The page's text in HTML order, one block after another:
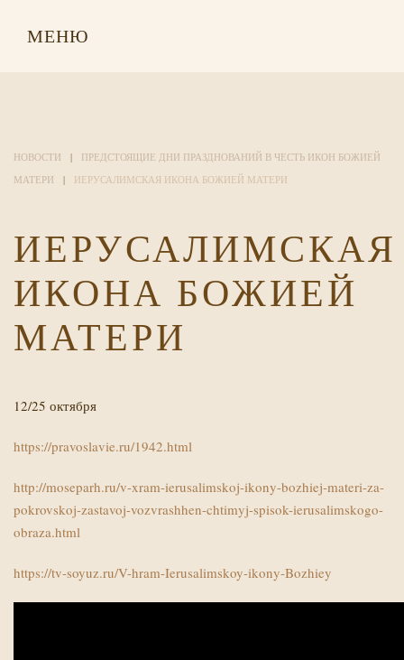
МЕНЮ
НОВОСТИ
ПРЕДСТОЯЩИЕ ДНИ ПРАЗДНОВАНИЙ В ЧЕСТЬ ИКОН БОЖИЕЙ
МАТЕРИ
ИЕРУСАЛИМСКАЯ ИКОНА БОЖИЕЙ МАТЕРИ
ИЕРУСАЛИМСКАЯ
ИКОНА БОЖИЕЙ
МАТЕРИ
12/25 октября
https://pravoslavie.ru/1942.html
http://moseparh.ru/v-xram-ierusalimskoj-ikony-bozhiej-materi-za-
pokrovskoj-zastavoj-vozvrashhen-chtimyj-spisok-ierusalimskogo-
obraza.html
https://tv-soyuz.ru/V-hram-Ierusalimskoy-ikony-Bozhiey